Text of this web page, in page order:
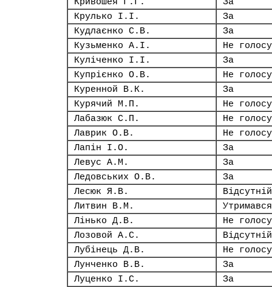
Крулько І.І.
За
Кудлаєнко С.В.
За
Кузьменко А.І.
Не
Куліченко І.І.
За
Купрієнко О.В.
Не
Куренной В.К.
За
Курячий М.П.
Не
Лабазюк С.П.
Не
Лаврик О.В.
Не
Лапін І.О.
За
Левус А.М.
За
Ледовських О.В.
За
Лесюк Я.В.
Відсутній
Литвин В.М.
Утримався
Лінько Д.В.
Не
Лозовой А.С.
Відсутній
Лубінець Д.В.
Не
Лунченко В.В.
За
Луценко І.С.
За